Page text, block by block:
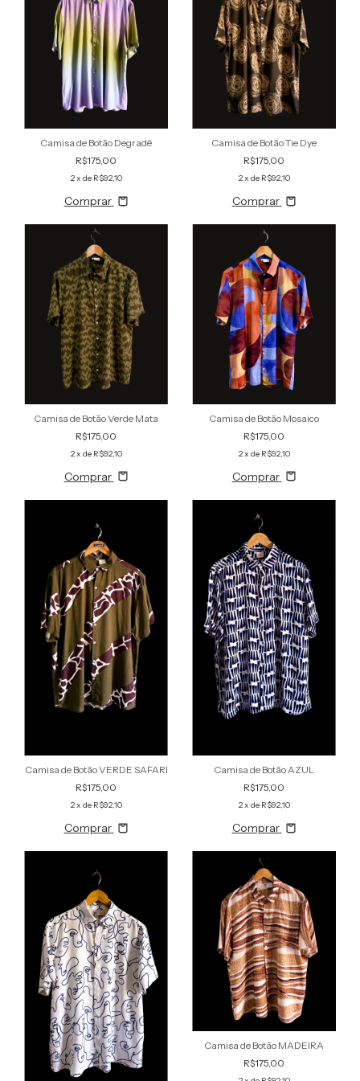
Camisa de Botão Degradê
R$175,00
2x de R$92,10
Comprar
Camisa de Botão Tie Dye
R$175,00
2x de R$92,10
Comprar
Camisa de Botão Verde Mata
R$175,00
2x de R$92,10
Comprar
Camisa de Botão Mosaico
R$175,00
2x de R$92,10
Comprar
Camisa de Botão VERDE SAFARI
R$175,00
2x de R$92,10
Comprar
Camisa de Botão AZUL
R$175,00
2x de R$92,10
Comprar
Camisa de Botão MADEIRA
R$175,00